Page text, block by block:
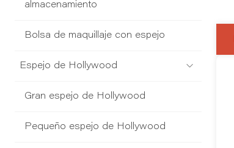
almacenamiento
Bolsa de maquillaje con espejo
Espejo de Hollywood
Gran espejo de Hollywood
Pequeño espejo de Hollywood